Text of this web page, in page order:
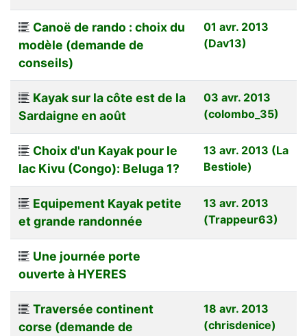
Canoë de rando : choix du
modèle (demande de
conseils)
01 avr. 2013
(Dav13)
Kayak sur la côte est de la
Sardaigne en août
03 avr. 2013
(colombo_35)
Choix d'un Kayak pour le
lac Kivu (Congo): Beluga 1?
13 avr. 2013 (La
Bestiole)
Equipement Kayak petite
et grande randonnée
13 avr. 2013
(Trappeur63)
Une journée porte
ouverte à HYERES
Traversée continent
corse (demande de
18 avr. 2013
(chrisdenice)